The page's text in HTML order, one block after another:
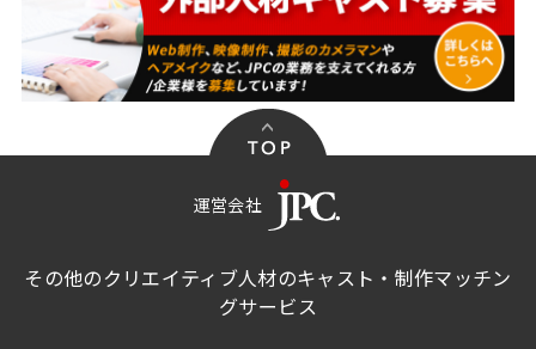
運営会社
その他のクリエイティブ人材のキャスト・制作マッチン
グサービス